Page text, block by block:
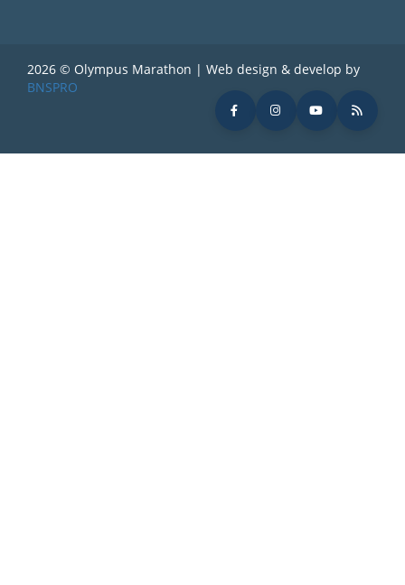
2026 © Olympus Marathon | Web design & develop by
BNSPRO